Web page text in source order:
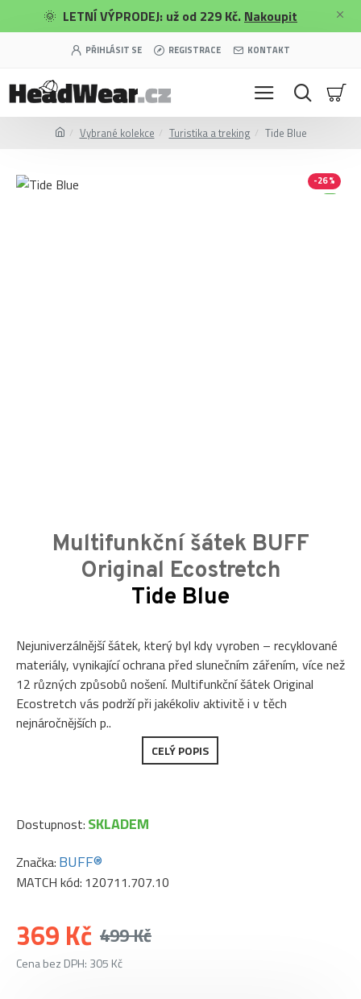
🌞 LETNÍ VÝPRODEJ: už od 229 Kč. Nakoupit
PŘIHLÁSIT SE REGISTRACE KONTAKT
Vybrané kolekce Turistika a treking Tide Blue
-26 %
Multifunkční šátek BUFF
Original Ecostretch
Tide Blue
Nejuniverzálnější šátek, který byl kdy vyroben – recyklované
materiály, vynikající ochrana před slunečním zářením, více než
12 různých způsobů nošení. Multifunkční šátek Original
Ecostretch vás podrží při jakékoliv aktivitě i v těch
nejnáročnějších p..
CELÝ POPIS
369 Kč 499 Kč
Cena bez DPH: 305 Kč
Dostupnost: SKLADEM
Značka: BUFF®
MATCH kód: 120711.707.10